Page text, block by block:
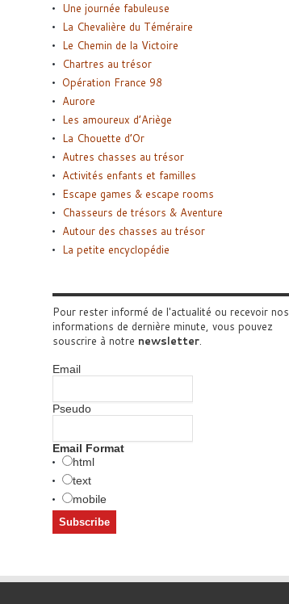
Une journée fabuleuse
La Chevalière du Téméraire
Le Chemin de la Victoire
Chartres au trésor
Opération France 98
Aurore
Les amoureux d’Ariège
La Chouette d’Or
Autres chasses au trésor
Activités enfants et familles
Escape games & escape rooms
Chasseurs de trésors & Aventure
Autour des chasses au trésor
La petite encyclopédie
Pour rester informé de l'actualité ou recevoir nos
informations de dernière minute, vous pouvez
souscrire à notre newsletter.
Email
Pseudo
Email Format
html
text
mobile